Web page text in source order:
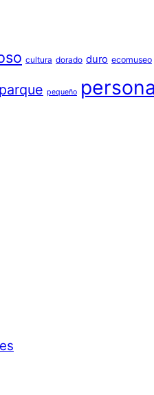
cultura dorado duro ecomuseo
parque pequeño